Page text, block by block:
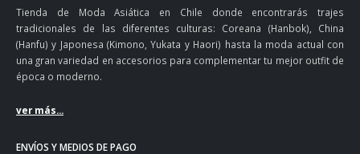
Tienda de Moda Asiática en Chile donde encontrarás trajes
tradicionales de las diferentes culturas: Coreana (Hanbok), China
(Hanfu) y Japonesa (Kimono, Yukata y Haori) hasta la moda actual con
una gran variedad en accesorios para complementar tu mejor outfit de
época o moderno.
ver más...
ENVÍOS Y MEDIOS DE PAGO